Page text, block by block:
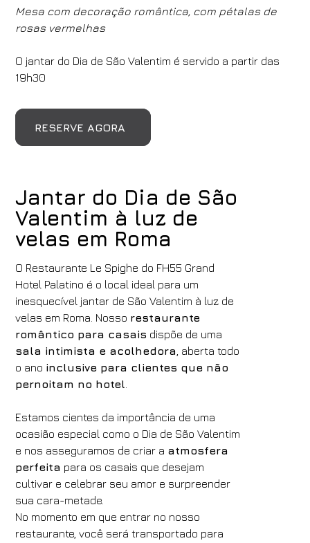
Hotéis
Grand Hotel Palatino
Chegada
06/08/2026
Partida
07/08/2026
Quartos Adultos
Alterar / cancelar reserva
Mesa com decoração romântica, com pétalas de
rosas vermelhas
O jantar do Dia de São Valentim é servido a partir das
19h30
RESERVE AGORA
Jantar do Dia de São
Valentim à luz de
velas em Roma
O Restaurante Le Spighe do FH55 Grand
Hotel Palatino é o local ideal para um
inesquecível jantar de São Valentim à luz de
velas em Roma. Nosso restaurante
romântico para casais dispõe de uma
sala intimista e acolhedora , aberta todo
o ano inclusive para clientes que não
pernoitam no hotel
Estamos cientes da importância de uma
ocasião especial como o Dia de São Valentim
e nos asseguramos de criar a atmosfera
perfeita para os casais que desejam
cultivar e celebrar seu amor e surpreender
sua cara-metade.
No momento em que entrar no nosso
restaurante, você será transportado para